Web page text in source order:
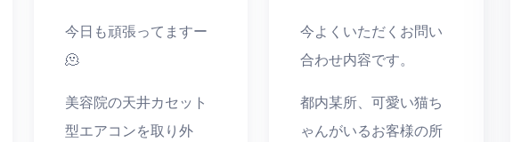
今日も頑張ってますー
🫠
美容院の天井カセット
型エアコンを取り外
今よくいただくお問い
合わせ内容です。
都内某所、可愛い猫ち
ゃんがいるお客様の所